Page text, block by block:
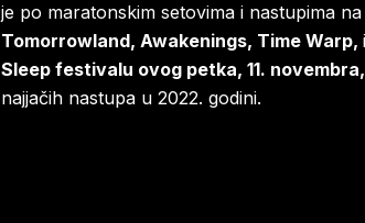
je po maratonskim setovima i nastupima
Tomorrowland, Awakenings, Time Warp, i
Sleep festivalu ovog petka, 11. novembra,
najjačih nastupa u 2022. godini.